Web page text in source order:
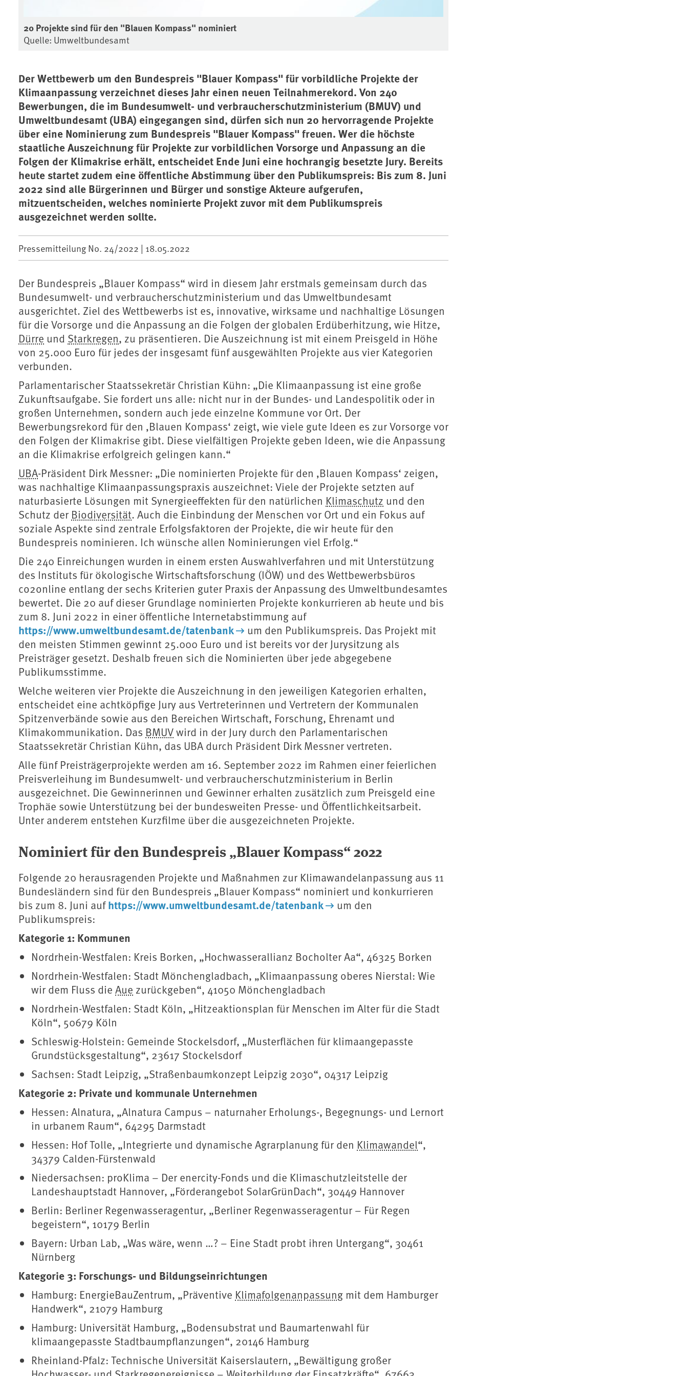
20 Projekte sind für den "Blauen Kompass" nominiert
Quelle: Umweltbundesamt
Der Wettbewerb um den Bundespreis "Blauer Kompass" für vorbildliche Projekte der
Klimaanpassung verzeichnet dieses Jahr einen neuen Teilnahmerekord. Von 240
Bewerbungen, die im Bundesumwelt- und verbraucherschutzministerium (BMUV) und
Umweltbundesamt (UBA) eingegangen sind, dürfen sich nun 20 hervorragende Projekte
über eine Nominierung zum Bundespreis "Blauer Kompass" freuen. Wer die höchste
staatliche Auszeichnung für Projekte zur vorbildlichen Vorsorge und Anpassung an die
Folgen der Klimakrise erhält, entscheidet Ende Juni eine hochrangig besetzte Jury. Bereits
heute startet zudem eine öffentliche Abstimmung über den Publikumspreis: Bis zum 8. Juni
2022 sind alle Bürgerinnen und Bürger und sonstige Akteure aufgerufen,
mitzuentscheiden, welches nominierte Projekt zuvor mit dem Publikumspreis
ausgezeichnet werden sollte.
Pressemitteilung No. 24/2022 | 18.05.2022
Der Bundespreis „Blauer Kompass“ wird in diesem Jahr erstmals gemeinsam durch das
Bundesumwelt- und verbraucherschutzministerium und das Umweltbundesamt
ausgerichtet. Ziel des Wettbewerbs ist es, innovative, wirksame und nachhaltige Lösungen
für die Vorsorge und die Anpassung an die Folgen der globalen Erdüberhitzung, wie Hitze,
Dürre und Starkregen, zu präsentieren. Die Auszeichnung ist mit einem Preisgeld in Höhe
von 25.000 Euro für jedes der insgesamt fünf ausgewählten Projekte aus vier Kategorien
verbunden.
Parlamentarischer Staatssekretär Christian Kühn: „Die Klimaanpassung ist eine große
Zukunftsaufgabe. Sie fordert uns alle: nicht nur in der Bundes- und Landespolitik oder in
großen Unternehmen, sondern auch jede einzelne Kommune vor Ort. Der
Bewerbungsrekord für den ‚Blauen Kompass‘ zeigt, wie viele gute Ideen es zur Vorsorge vor
den Folgen der Klimakrise gibt. Diese vielfältigen Projekte geben Ideen, wie die Anpassung
an die Klimakrise erfolgreich gelingen kann.“
UBA-Präsident Dirk Messner: „Die nominierten Projekte für den ‚Blauen Kompass‘ zeigen,
was nachhaltige Klimaanpassungspraxis auszeichnet: Viele der Projekte setzten auf
naturbasierte Lösungen mit Synergieeffekten für den natürlichen Klimaschutz und den
Schutz der Biodiversität. Auch die Einbindung der Menschen vor Ort und ein Fokus auf
soziale Aspekte sind zentrale Erfolgsfaktoren der Projekte, die wir heute für den
Bundespreis nominieren. Ich wünsche allen Nominierungen viel Erfolg.“
Die 240 Einreichungen wurden in einem ersten Auswahlverfahren und mit Unterstützung
des Instituts für ökologische Wirtschaftsforschung (IÖW) und des Wettbewerbsbüros
co2online entlang der sechs Kriterien guter Praxis der Anpassung des Umweltbundesamtes
bewertet. Die 20 auf dieser Grundlage nominierten Projekte konkurrieren ab heute und bis
zum 8. Juni 2022 in einer öffentliche Internetabstimmung auf
https://www.umweltbundesamt.de/tatenbank
um den Publikumspreis. Das Projekt mit
den meisten Stimmen gewinnt 25.000 Euro und ist bereits vor der Jurysitzung als
Preisträger gesetzt. Deshalb freuen sich die Nominierten über jede abgegebene
Publikumsstimme.
Welche weiteren vier Projekte die Auszeichnung in den jeweiligen Kategorien erhalten,
entscheidet eine achtköpfige Jury aus Vertreterinnen und Vertretern der Kommunalen
Spitzenverbände sowie aus den Bereichen Wirtschaft, Forschung, Ehrenamt und
Klimakommunikation. Das BMUVwird in der Jury durch den Parlamentarischen
Staatssekretär Christian Kühn, das UBA durch Präsident Dirk Messner vertreten.
Alle fünf Preisträgerprojekte werden am 16. September 2022 im Rahmen einer feierlichen
Preisverleihung im Bundesumwelt- und verbraucherschutzministerium in Berlin
ausgezeichnet. Die Gewinnerinnen und Gewinner erhalten zusätzlich zum Preisgeld eine
Trophäe sowie Unterstützung bei der bundesweiten Presse- und Öffentlichkeitsarbeit.
Unter anderem entstehen Kurzfilme über die ausgezeichneten Projekte.
Nominiert für den Bundespreis „Blauer Kompass“ 2022
Folgende 20 herausragenden Projekte und Maßnahmen zur Klimawandelanpassung aus 11
Bundesländern sind für den Bundespreis „Blauer Kompass“ nominiert und konkurrieren
bis zum 8. Juni aufhttps://www.umweltbundesamt.de/tatenbank
um den
Publikumspreis:
Kategorie 1: Kommunen
Nordrhein-Westfalen: Kreis Borken, „Hochwasserallianz Bocholter Aa“, 46325 Borken
Nordrhein-Westfalen: Stadt Mönchengladbach, „Klimaanpassung oberes Nierstal: Wie
wir dem Fluss dieAue zurückgeben“, 41050 Mönchengladbach
Nordrhein-Westfalen: Stadt Köln, „Hitzeaktionsplan für Menschen im Alter für die Stadt
Köln“, 50679 Köln
Schleswig-Holstein: Gemeinde Stockelsdorf, „Musterflächen für klimaangepasste
Grundstücksgestaltung“, 23617 Stockelsdorf
Sachsen: Stadt Leipzig, „Straßenbaumkonzept Leipzig 2030“, 04317 Leipzig
Kategorie 2: Private und kommunale Unternehmen
Hessen: Alnatura, „Alnatura Campus – naturnaher Erholungs-, Begegnungs- und Lernort
in urbanem Raum“, 64295 Darmstadt
Hessen: Hof Tolle, „Integrierte und dynamische Agrarplanung für den Klimawandel“,
34379 Calden-Fürstenwald
Niedersachsen: proKlima – Der enercity-Fonds und die Klimaschutzleitstelle der
Landeshauptstadt Hannover, „Förderangebot SolarGrünDach“, 30449 Hannover
Berlin: Berliner Regenwasseragentur, „Berliner Regenwasseragentur – Für Regen
begeistern“, 10179 Berlin
Bayern: Urban Lab, „Was wäre, wenn …? – Eine Stadt probt ihren Untergang“, 30461
Nürnberg
Kategorie 3: Forschungs- und Bildungseinrichtungen
Hamburg: EnergieBauZentrum, „Präventive Klimafolgenanpassung mit dem Hamburger
Handwerk“, 21079 Hamburg
Hamburg: Universität Hamburg, „Bodensubstrat und Baumartenwahl für
klimaangepasste Stadtbaumpflanzungen“, 20146 Hamburg
Rheinland-Pfalz: Technische Universität Kaiserslautern, „Bewältigung großer